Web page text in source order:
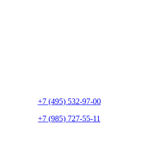
+7 (495) 532-97-00
+7 (985) 727-55-11